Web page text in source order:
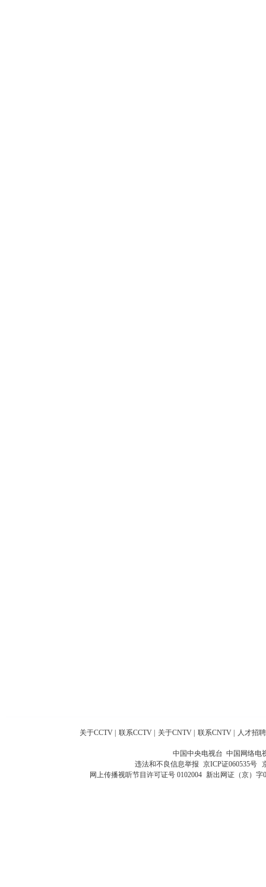
关于CCTV 联系CCTV 关于CNTV 联系CNTV 人才招聘
中国中央电视台 中国网络电
违法和不良信息举报 京ICP证060535号
网上传播视听节目许可证号 0102004 新出网证（京）